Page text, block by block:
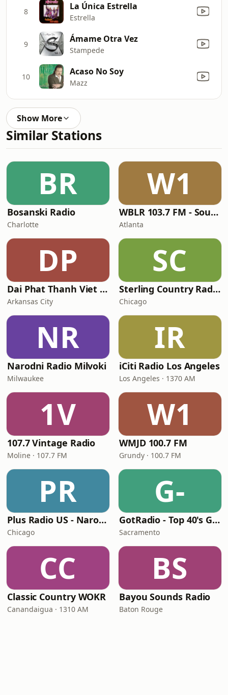
8 La Única Estrella
Estrella
9 Ámame Otra Vez
Stampede
10 Acaso No Soy
Mazz
Show More
Similar Stations
BR
Bosanski Radio
Charlotte
W1
WBLR 103.7 FM - Southern Soul & Blues
Atlanta
DP
Dai Phat Thanh Viet Nam
Arkansas City
SC
Sterling Country Radio
Chicago
NR
Narodni Radio Milvoki
Milwaukee
IR
iCiti Radio Los Angeles
Los Angeles · 1370 AM
1V
107.7 Vintage Radio
Moline · 107.7 FM
W1
WMJD 100.7 FM
Grundy · 100.7 FM
PR
Plus Radio US - Narodna
Chicago
G-
GotRadio - Top 40's Greatest Hits
Sacramento
CC
Classic Country WOKR
Canandaigua · 1310 AM
BS
Bayou Sounds Radio
Baton Rouge